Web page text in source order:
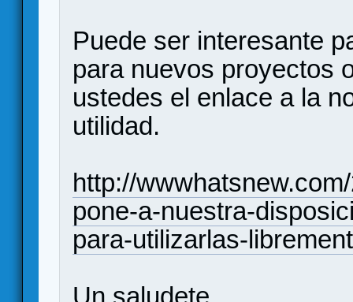
Puede ser interesante
para nuevos proyectos
ustedes el enlace a la
utilidad.
http://
pone-a-nuestra-
para-utilizarlas-